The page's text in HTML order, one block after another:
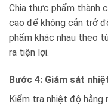
Chia thực phẩm thành
cao để không cản trở
phẩm khác nhau theo
ra tiện lợi.
Bước 4: Giám sát
Kiểm tra nhiệt độ hằng